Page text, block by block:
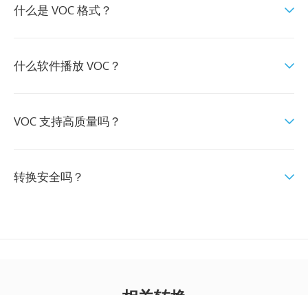
什么是 VOC 格式？
什么软件播放 VOC？
VOC 支持高质量吗？
转换安全吗？